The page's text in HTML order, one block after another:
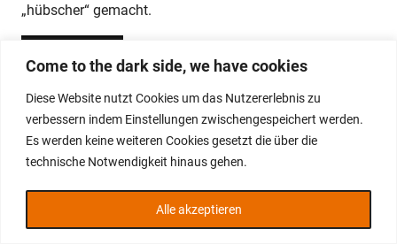
Come to the dark side, we have cookies
Diese Website nutzt Cookies um das Nutzererlebnis zu
verbessern indem Einstellungen zwischengespeichert werden.
Es werden keine weiteren Cookies gesetzt die über die
technische Notwendigkeit hinaus gehen.
Alle akzeptieren
„hübscher“ gemacht.
WordPress-Theme: Gridbox von ThemeZee.